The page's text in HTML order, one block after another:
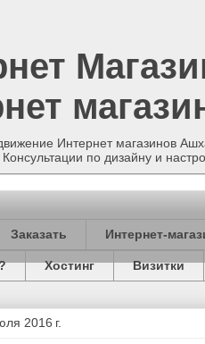
Интернет магазинов
по дизайну и
Заказать Интернет-
Хостинг Визитки
2016 г.